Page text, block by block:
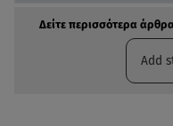
Δείτε περισσότερα
Add